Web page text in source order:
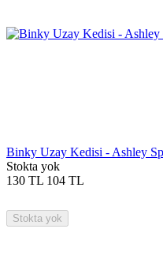
Binky Uzay Kedisi - Ashley
Stokta yok
130 TL 104 TL
Stokta yok